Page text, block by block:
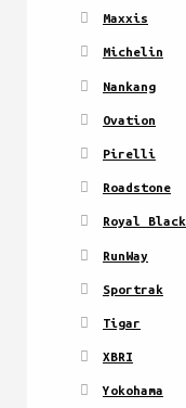
Maxxis
Michelin
Nankang
Ovation
Pirelli
Roadstone
Royal Black
RunWay
Sportrak
Tigar
XBRI
Yokohama